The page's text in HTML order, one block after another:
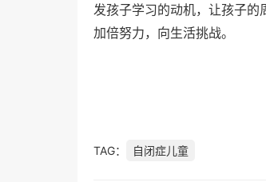
发孩子学习的动机，让孩子的
加倍努力，向生活挑战。
TAG： 自闭症儿童